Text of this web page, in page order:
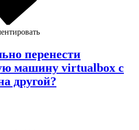
перенести
машину virtualbox с
другой?